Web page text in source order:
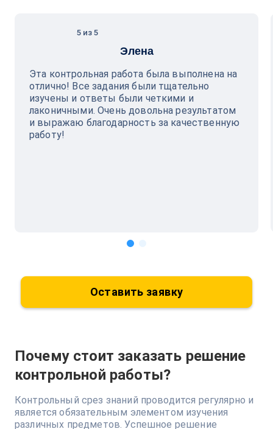
5 из 5
Элена
Эта контрольная работа была выполнена на
отлично! Все задания были тщательно
изучены и ответы были четкими и
лаконичными. Очень довольна результатом
и выражаю благодарность за качественную
работу!
Оставить заявку
Почему стоит заказать решение
контрольной работы?
Контрольный срез знаний проводится регулярно и
является обязательным элементом изучения
различных предметов. Успешное решение